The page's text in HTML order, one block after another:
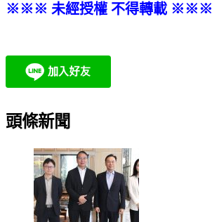
※※※ 未經授權 不得轉載 ※※※
頭條新聞